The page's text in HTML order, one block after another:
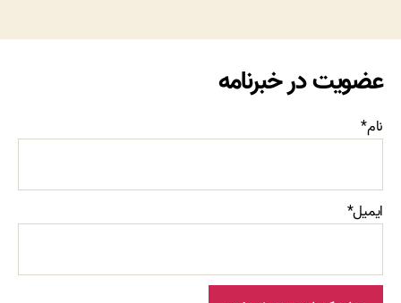
عضویت در خبرنامه
نام*
ایمیل*